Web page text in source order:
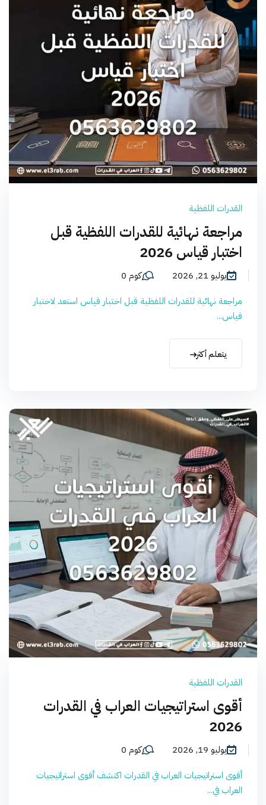
القدرات اللفظية
مراجعة نهائية للقدرات اللفظية قبل
اختبار قياس 2026
يوليو 21, 2026
كوم 0
مراجعة نهائية للقدرات اللفظية قبل اختبار قياس استعد لاختبار
قياس...
يتعلم أكثر
القدرات اللفظية
أقوى استراتيجيات العراب في القدرات
2026
يوليو 19, 2026
كوم 0
أقوى استراتيجيات العراب في القدرات اكتشف أقوى استراتيجيات
العراب في...